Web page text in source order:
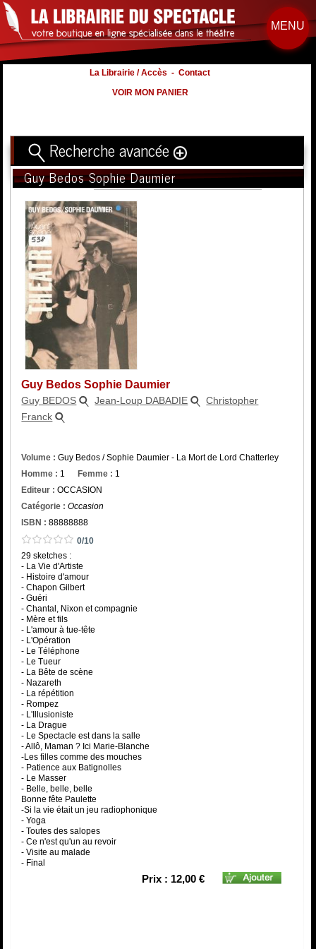
MENU
La Librairie / Accès -Contact
VOIR MON PANIER
Recherche avancée
Titre
Auteur
Éditeur
Distribution:
Nb. d'hommes :
Nb. Femmes
Nb. Enfants
à
Catégorie
Guy Bedos Sophie Daumier
Guy Bedos Sophie Daumier
Guy BEDOS Jean-Loup DABADIE
Christopher
Franck
Volume : Guy Bedos / Sophie Daumier - La Mort de Lord Chatterley
Homme : 1 Femme : 1
Editeur : OCCASION
Catégorie : Occasion
ISBN : 88888888
0/10
29 sketches :
- La Vie d'Artiste
- Histoire d'amour
- Chapon Gilbert
- Guéri
- Chantal, Nixon et compagnie
- Mère et fils
- L'amour à tue-tête
- L'Opération
- Le Téléphone
- Le Tueur
- La Bête de scène
- Nazareth
- La répétition
- Rompez
- L'Illusioniste
- La Drague
- Le Spectacle est dans la salle
- Allô, Maman ? Ici Marie-Blanche
-Les filles comme des mouches
- Patience aux Batignolles
- Le Masser
- Belle, belle, belle
Bonne fête Paulette
-Si la vie était un jeu radiophonique
- Yoga
- Toutes des salopes
- Ce n'est qu'un au revoir
- Visite au malade
- Final
Prix : 12,00 €